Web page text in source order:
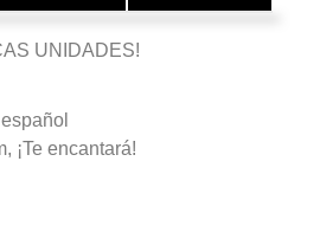
UNIDADES!
¡Te encantará!